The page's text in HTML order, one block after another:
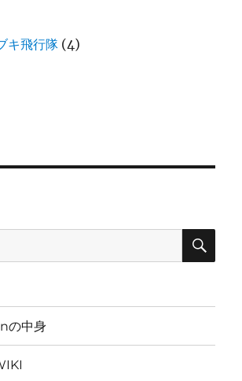
キ飛行隊 (4)
検
の中身